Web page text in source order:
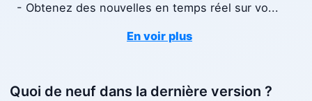
- Obtenez des nouvelles en temps réel sur vo...
En voir plus
Quoi de neuf dans la dernière version ?